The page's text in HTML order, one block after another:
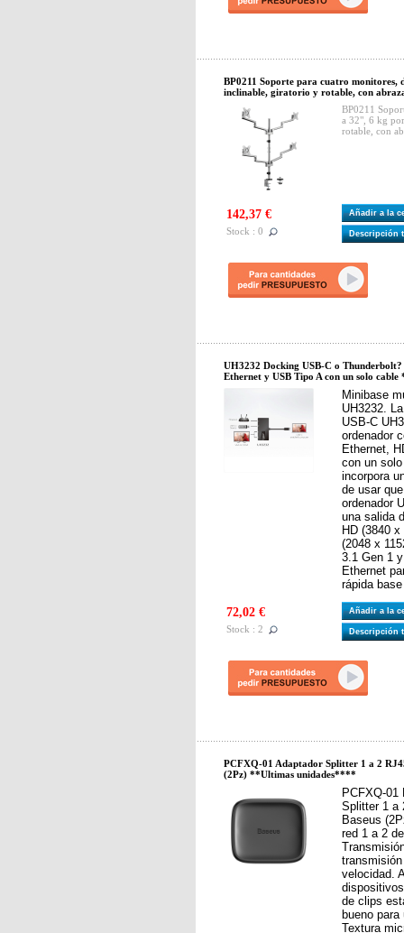
BP0211 Soporte para cuatro
inclinable, giratorio y rotable, con
BP0211
a 32", 6 kg
rotable, con
142,37 €
Stock : 0
Añadir a la
Descripción
UH3232 Docking USB-C o
Ethernet y USB Tipo A con un solo
Minibase
UH3232.
USB-C
ordenador
Ethernet,
con un
incorpora
de usar
ordenador
una salida
HD (3840
(2048 x
3.1 Gen 1
Ethernet
rápida
72,02 €
Stock : 2
Añadir a la
Descripción
PCFXQ-01 Adaptador Splitter 1 a 2
(2Pz) **Ultimas unidades****
PCFXQ-01
Splitter 1 a
Baseus
red 1 a 2
velocidad.
de clips
bueno
Textura